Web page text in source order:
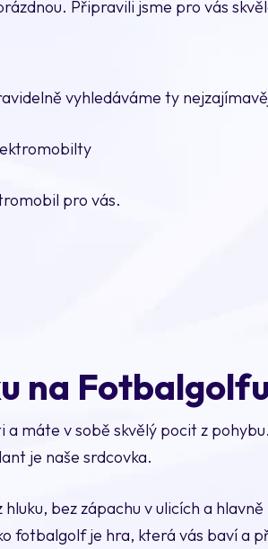
Připravili jsme pro vás
vyhledáváme ty
pro vás.
na
máte v sobě skvělý pocit z
je naše srdcovka.
bez zápachu v ulicích a
fotbalgolf je hra, která vás baví a